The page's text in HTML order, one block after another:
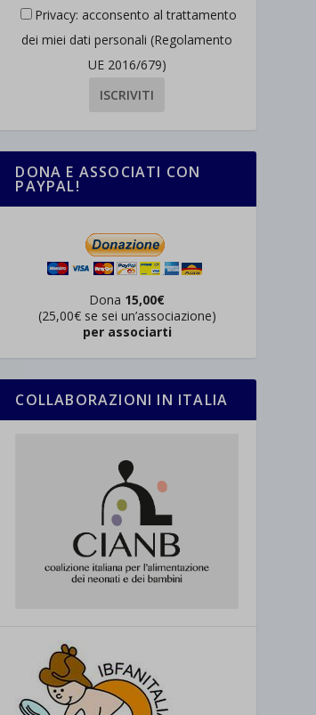
Privacy: acconsento al trattamento
dei miei dati personali (Regolamento
UE 2016/679)
DONA E ASSOCIATI CON
PAYPAL!
Dona 15,00€
(25,00€ se sei un’associazione)
per associarti
COLLABORAZIONI IN ITALIA